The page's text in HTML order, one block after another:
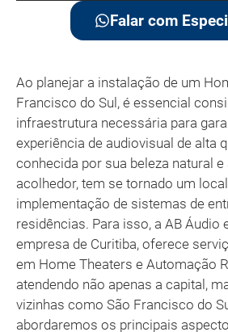
Falar com
Ao planejar a instalação de um
Francisco do Sul, é essencial
infraestrutura necessária para
experiência de audiovisual de alta
conhecida por sua beleza natural
acolhedor, tem se tornado um
implementação de sistemas de
residências. Para isso, a AB Áudio
empresa de Curitiba, oferece
em Home Theaters e Automação
atendendo não apenas a capital,
vizinhas como São Francisco do
abordaremos os principais